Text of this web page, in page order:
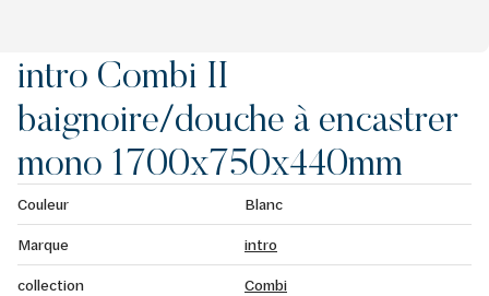
intro Combi II
baignoire/douche à encastrer
mono 1700x750x440mm
Couleur
Blanc
Marque
intro
collection
Combi